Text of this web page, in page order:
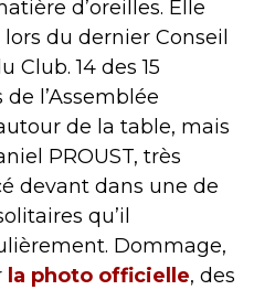
d’oreilles. Elle
du dernier Conseil
Club. 14 des 15
l’Assemblée
de la table, mais
PROUST, très
devant dans une de
qu’il
Dommage,
la photo officielle, des